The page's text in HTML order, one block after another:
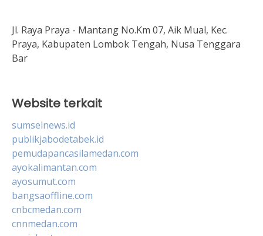
Jl. Raya Praya - Mantang No.Km 07, Aik Mual, Kec.
Praya, Kabupaten Lombok Tengah, Nusa Tenggara
Bar
Website terkait
sumselnews.id
publikjabodetabek.id
pemudapancasilamedan.com
ayokalimantan.com
ayosumut.com
bangsaoffline.com
cnbcmedan.com
cnnmedan.com